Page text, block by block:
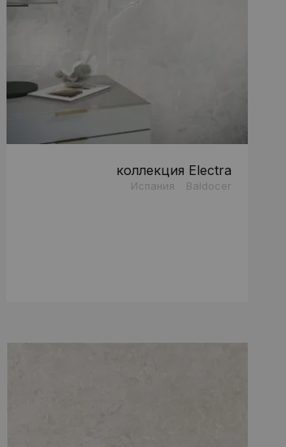
коллекция Electra
Испания Baldocer